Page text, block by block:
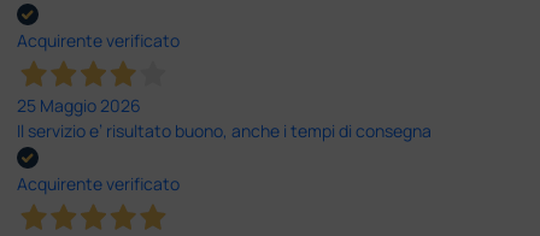
Acquirente verificato
25 Maggio 2026
Il servizio e’ risultato buono, anche i tempi di consegna
Acquirente verificato